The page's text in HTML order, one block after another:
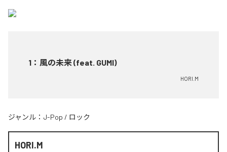
1 ： 風の未来 (feat. GUMI)
HORI.M
ジャンル： J-Pop / ロック
HORI.M